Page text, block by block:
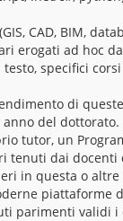
CAD, BIM,
erogati ad hoc
specifici
di
del dottorato.
tutor, un
tenuti dai docenti
in questa o
piattaforme
parimenti validi